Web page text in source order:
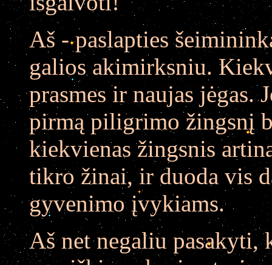
Aš - paslapties
galios akimirksniu.
prasmes ir naujas jėgas.
pirmą piligrimo žingsnį
kiekvienas žingsnis
tikro žinai, ir duoda vis
gyvenimo įvykiams.
Aš net negaliu pasakyti,